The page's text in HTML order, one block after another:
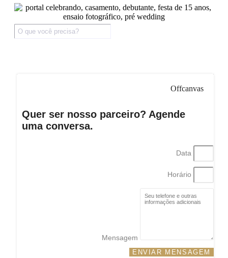
Offcanvas
Quer ser nosso parceiro? Agende
uma conversa.
Data
Horário
Mensagem
ENVIAR MENSAGEM